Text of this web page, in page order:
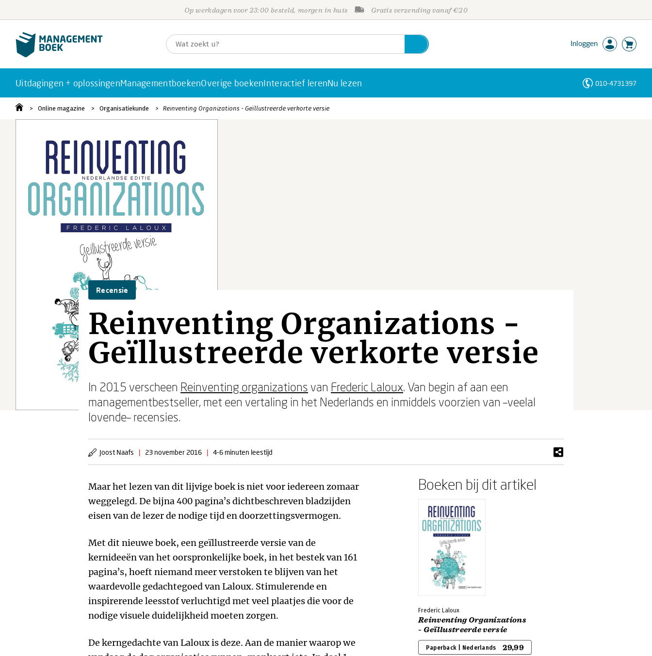
Op werkdagen voor 23:00 besteld, morgen in huis Gratis verzending vanaf €20
Inloggen
Uitdagingen + oplossingenManagementboekenOverige boekenInteractief lerenNu lezen 010-4731397
Online magazine Organisatiekunde Reinventing Organizations - Geïllustreerde verkorte versie
Recensie
Reinventing Organizations -
Geïllustreerde verkorte versie
In 2015 verscheen Reinventing organizations van Frederic Laloux. Van begin af aan een
managementbestseller, met een vertaling in het Nederlands en inmiddels voorzien van –veelal
lovende– recensies.
Joost Naafs | 23 november 2016 | 4-6 minuten leestijd
Maar het lezen van dit lijvige boek is niet voor iedereen zomaar
weggelegd. De bijna 400 pagina’s dichtbeschreven bladzijden
eisen van de lezer de nodige tijd en doorzettingsvermogen.
Met dit nieuwe boek, een geïllustreerde versie van de
kernideeën van het oorspronkelijke boek, in het bestek van 161
pagina’s, hoeft niemand meer verstoken te blijven van het
waardevolle gedachtegoed van Laloux. Stimulerende en
inspirerende leesstof verluchtigd met veel plaatjes die voor de
nodige visuele duidelijkheid moeten zorgen.
De kerngedachte van Laloux is deze. Aan de manier waarop we
Boeken bij dit artikel
Frederic Laloux
Reinventing Organizations
- Geïllustreerde versie
Paperback | Nederlands 29,99
Personen